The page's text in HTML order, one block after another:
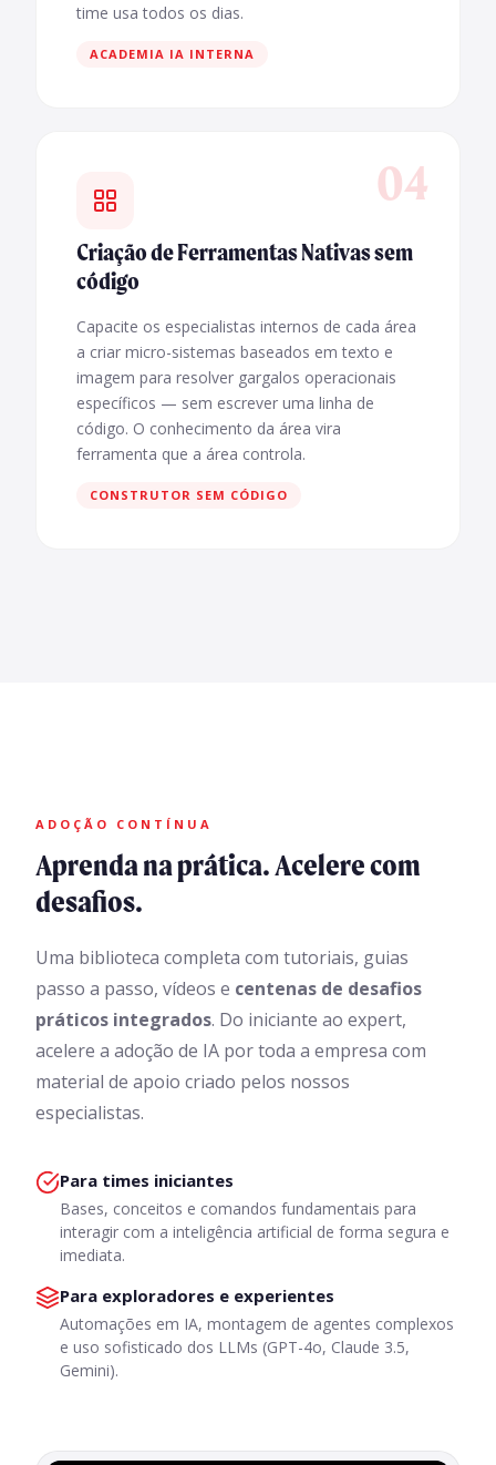
time usa todos os dias.
ACADEMIA IA INTERNA
04
Criação de Ferramentas Nativas sem
código
Capacite os especialistas internos de cada área
a criar micro-sistemas baseados em texto e
imagem para resolver gargalos operacionais
específicos — sem escrever uma linha de
código. O conhecimento da área vira
ferramenta que a área controla.
CONSTRUTOR SEM CÓDIGO
ADOÇÃO CONTÍNUA
Aprenda na prática. Acelere com
desafios.
Uma biblioteca completa com tutoriais, guias
passo a passo, vídeos e centenas de desafios
práticos integrados. Do iniciante ao expert,
acelere a adoção de IA por toda a empresa com
material de apoio criado pelos nossos
especialistas.
Para times iniciantes
Bases, conceitos e comandos fundamentais para
interagir com a inteligência artificial de forma segura e
imediata.
Para exploradores e experientes
Automações em IA, montagem de agentes complexos
e uso sofisticado dos LLMs (GPT-4o, Claude 3.5,
Gemini).